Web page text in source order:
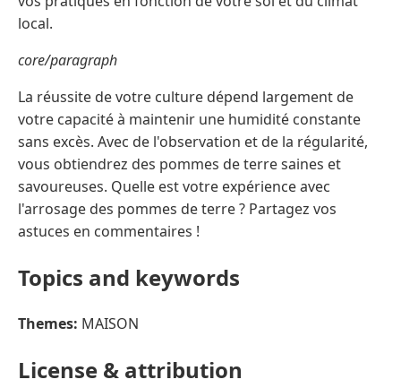
local.
core/paragraph
La réussite de votre culture dépend largement de
votre capacité à maintenir une humidité constante
sans excès. Avec de l'observation et de la régularité,
vous obtiendrez des pommes de terre saines et
savoureuses. Quelle est votre expérience avec
l'arrosage des pommes de terre ? Partagez vos
astuces en commentaires !
Topics and keywords
Themes: MAISON
License & attribution